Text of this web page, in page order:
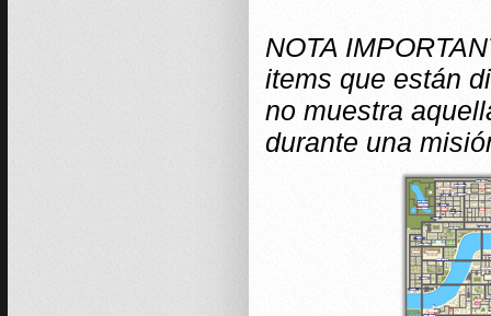
NOTA
items que están
no muestra
durante una